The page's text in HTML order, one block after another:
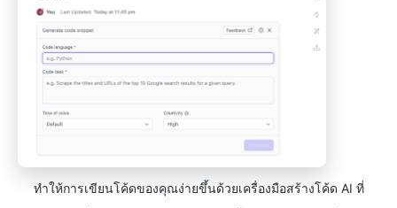
ทำให้การเขียนโค้ดของคุณง่ายขึ้นด้วยเครื่องมือสร้างโค้ด AI ที่